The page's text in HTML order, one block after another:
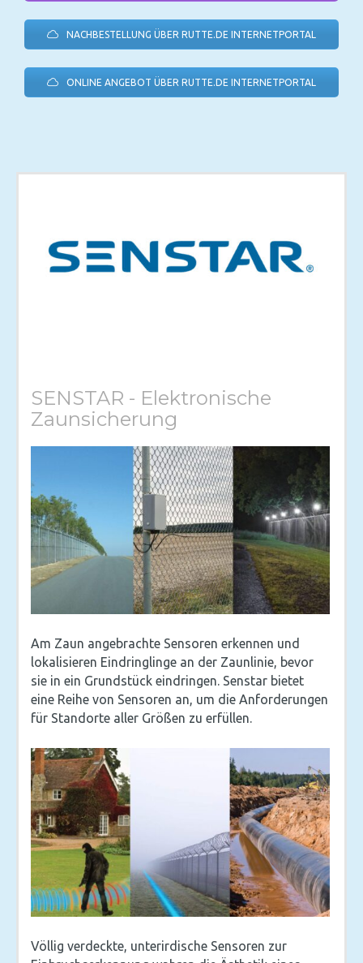
NACHBESTELLUNG ÜBER RUTTE.DE INTERNETPORTAL
ONLINE ANGEBOT ÜBER RUTTE.DE INTERNETPORTAL
SENSTAR - Elektronische
Zaunsicherung
Am Zaun angebrachte Sensoren erkennen und
lokalisieren Eindringlinge an der Zaunlinie, bevor
sie in ein Grundstück eindringen. Senstar bietet
eine Reihe von Sensoren an, um die Anforderungen
für Standorte aller Größen zu erfüllen.
Völlig verdeckte, unterirdische Sensoren zur